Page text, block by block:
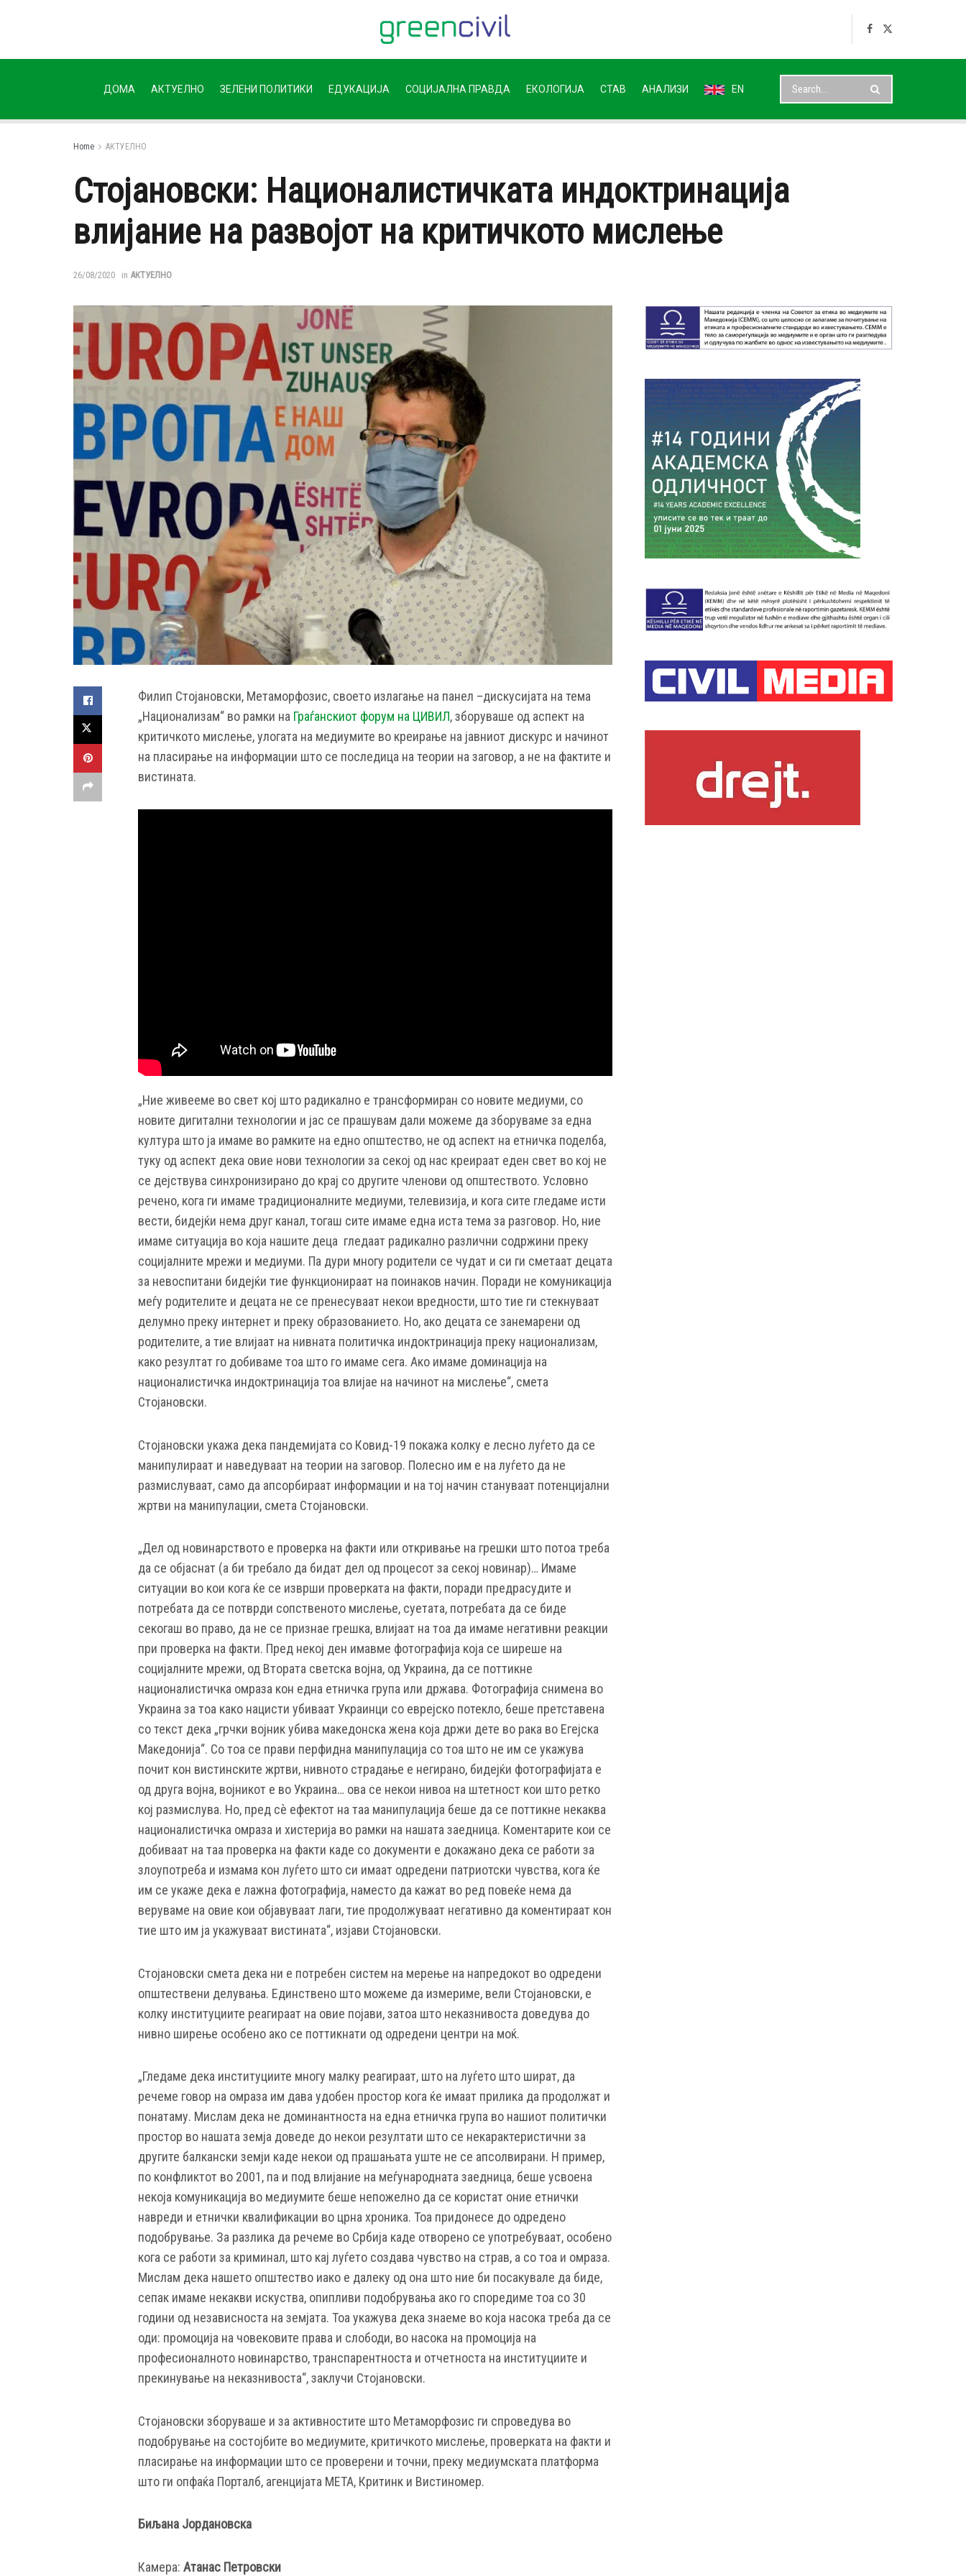
ДОМА АКТУЕЛНО ЗЕЛЕНИ ПОЛИТИКИ ЕДУКАЦИЈА СОЦИЈАЛНА ПРАВДА ЕКОЛОГИЈА СТАВ АНАЛИЗИ EN
Home АКТУЕЛНО
Стојановски: Националистичката индоктринација
влијание на развојот на критичкото мислење
26/08/2020 in АКТУЕЛНО
Филип Стојановски, Метаморфозис, своето излагање на панел –дискусијата на тема
„Национализам“ во рамки на Граѓанскиот форум на ЦИВИЛ, зборуваше од аспект на
критичкото мислење, улогата на медиумите во креирање на јавниот дискурс и начинот
на пласирање на информации што се последица на теории на заговор, а не на фактите и
вистината.
„Ние живееме во свет кој што радикално е трансформиран со новите медиуми, со
новите дигитални технологии и јас се прашувам дали можеме да зборуваме за една
култура што ја имаме во рамките на едно општество, не од аспект на етничка поделба,
туку од аспект дека овие нови технологии за секој од нас креираат еден свет во кој не
се дејствува синхронизирано до крај со другите членови од општеството. Условно
речено, кога ги имаме традиционалните медиуми, телевизија, и кога сите гледаме исти
вести, бидејќи нема друг канал, тогаш сите имаме една иста тема за разговор. Но, ние
имаме ситуација во која нашите деца гледаат радикално различни содржини преку
социјалните мрежи и медиуми. Па дури многу родители се чудат и си ги сметаат децата
за невоспитани бидејќи тие функционираат на поинаков начин. Поради не комуникација
меѓу родителите и децата не се пренесуваат некои вредности, што тие ги стекнуваат
делумно преку интернет и преку образованието. Но, ако децата се занемарени од
родителите, а тие влијаат на нивната политичка индоктринација преку национализам,
како резултат го добиваме тоа што го имаме сега. Ако имаме доминација на
националистичка индоктринација тоа влијае на начинот на мислење“, смета
Стојановски.
Стојановски укажа дека пандемијата со Ковид-19 покажа колку е лесно луѓето да се
манипулираат и наведуваат на теории на заговор. Полесно им е на луѓето да не
размислуваат, само да апсорбираат информации и на тој начин стануваат потенцијални
жртви на манипулации, смета Стојановски.
„Дел од новинарството е проверка на факти или откривање на грешки што потоа треба
да се објаснат (а би требало да бидат дел од процесот за секој новинар)… Имаме
ситуации во кои кога ќе се изврши проверката на факти, поради предрасудите и
потребата да се потврди сопственото мислење, суетата, потребата да се биде
секогаш во право, да не се признае грешка, влијаат на тоа да имаме негативни реакции
при проверка на факти. Пред некој ден имавме фотографија која се ширеше на
социјалните мрежи, од Втората светска војна, од Украина, да се поттикне
националистичка омраза кон една етничка група или држава. Фотографија снимена во
Украина за тоа како нацисти убиваат Украинци со еврејско потекло, беше претставена
со текст дека „грчки војник убива македонска жена која држи дете во рака во Егејска
Македонија“. Со тоа се прави перфидна манипулација со тоа што не им се укажува
почит кон вистинските жртви, нивното страдање е негирано, бидејќи фотографијата е
од друга војна, војникот е во Украина… ова се некои нивоа на штетност кои што ретко
кој размислува. Но, пред сѐ ефектот на таа манипулација беше да се поттикне некаква
националистичка омраза и хистерија во рамки на нашата заедница. Коментарите кои се
добиваат на таа проверка на факти каде со документи е докажано дека се работи за
злоупотреба и измама кон луѓето што си имаат одредени патриотски чувства, кога ќе
им се укаже дека е лажна фотографија, наместо да кажат во ред повеќе нема да
веруваме на овие кои објавуваат лаги, тие продолжуваат негативно да коментираат кон
тие што им ја укажуваат вистината“, изјави Стојановски.
Стојановски смета дека ни е потребен систем на мерење на напредокот во одредени
општествени делувања. Единствено што можеме да измериме, вели Стојановски, е
колку институциите реагираат на овие појави, затоа што неказнивоста доведува до
нивно ширење особено ако се поттикнати од одредени центри на моќ.
„Гледаме дека институциите многу малку реагираат, што на луѓето што шират, да
речеме говор на омраза им дава удобен простор кога ќе имаат прилика да продолжат и
понатаму. Мислам дека не доминантноста на една етничка група во нашиот политички
простор во нашата земја доведе до некои резултати што се некарактеристични за
другите балкански земји каде некои од прашањата уште не се апсолвирани. Н пример,
по конфликтот во 2001, па и под влијание на меѓународната заедница, беше усвоена
некоја комуникација во медиумите беше непожелно да се користат оние етнички
навреди и етнички квалификации во црна хроника. Тоа придонесе до одредено
подобрување. За разлика да речеме во Србија каде отворено се употребуваат, особено
кога се работи за криминал, што кај луѓето создава чувство на страв, а со тоа и омраза.
Мислам дека нашето општество иако е далеку од она што ние би посакувале да биде,
сепак имаме некакви искуства, опипливи подобрувања ако го споредиме тоа со 30
години од независноста на земјата. Тоа укажува дека знаеме во која насока треба да се
оди: промоција на човековите права и слободи, во насока на промоција на
професионалното новинарство, транспарентноста и отчетноста на институциите и
прекинување на неказнивоста“, заклучи Стојановски.
Стојановски зборуваше и за активностите што Метаморфозис ги спроведува во
подобрување на состојбите во медиумите, критичкото мислење, проверката на факти и
пласирање на информации што се проверени и точни, преку медиумската платформа
што ги опфаќа Порталб, агенцијата МЕТА, Критинк и Вистиномер.
Биљана Јордановска
Камера: Атанас Петровски